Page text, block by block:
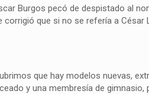
Burgos pecó de despistado al
que si no se refería a César
que hay modelos nuevas,
y una membresía de